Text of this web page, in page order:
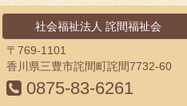
社会福祉法人 詫間福祉会
〒769-1101
香川県三豊市詫間町詫間7732-60
0875-83-6261